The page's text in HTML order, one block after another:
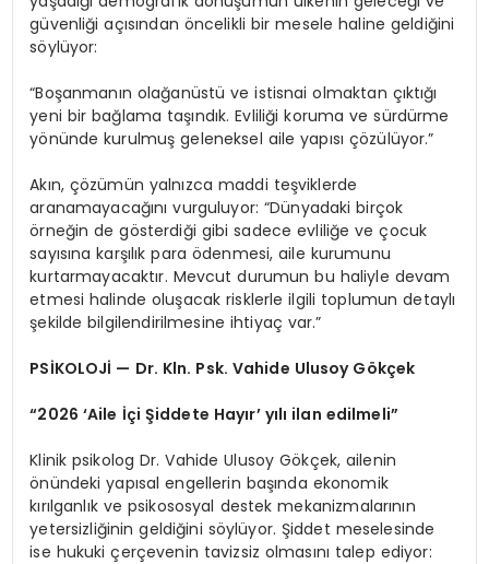
güvenliği açısından öncelikli bir mesele haline geldiğini
söylüyor:
“Boşanmanın olağanüstü ve istisnai olmaktan çıktığı
yeni bir bağlama taşındık. Evliliği koruma ve sürdürme
yönünde kurulmuş geleneksel aile yapısı çözülüyor.”
Akın, çözümün yalnızca maddi teşviklerde
aranamayacağını vurguluyor: “Dünyadaki birçok
örneğin de gösterdiği gibi sadece evliliğe ve çocuk
sayısına karşılık para ödenmesi, aile kurumunu
kurtarmayacaktır. Mevcut durumun bu haliyle devam
etmesi halinde oluşacak risklerle ilgili toplumun detaylı
şekilde bilgilendirilmesine ihtiyaç var.”
PSİKOLOJİ — Dr. Kln. Psk. Vahide Ulusoy Gökçek
“2026 ‘Aile İçi Şiddete Hayır’ yılı ilan edilmeli”
Klinik psikolog Dr. Vahide Ulusoy Gökçek, ailenin
önündeki yapısal engellerin başında ekonomik
kırılganlık ve psikososyal destek mekanizmalarının
yetersizliğinin geldiğini söylüyor. Şiddet meselesinde
ise hukuki çerçevenin tavizsiz olmasını talep ediyor: